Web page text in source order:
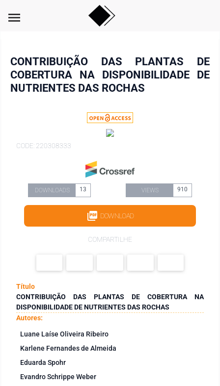
menu
CONTRIBUIÇÃO DAS PLANTAS DE
COBERTURA NA DISPONIBILIDADE DE
NUTRIENTES DAS ROCHAS
CODE: 220308333
DOWNLOADS 13 VIEWS 910
DOWNLOAD
COMPARTILHE
Título
CONTRIBUIÇÃO DAS PLANTAS DE COBERTURA NA
DISPONIBILIDADE DE NUTRIENTES DAS ROCHAS
Autores:
Luane Laíse Oliveira Ribeiro
Karlene Fernandes de Almeida
Eduarda Spohr
Evandro Schrippe Weber